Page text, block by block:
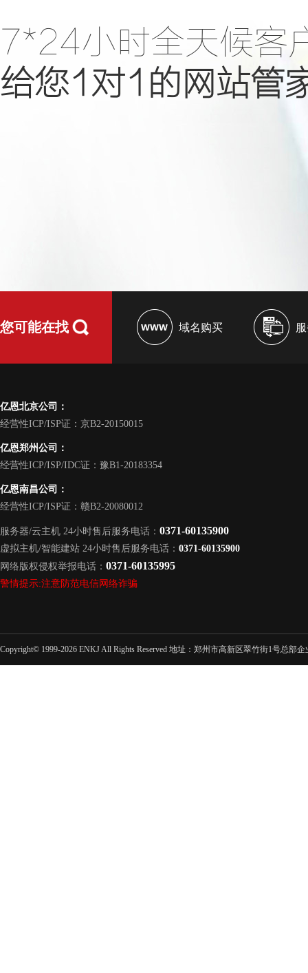
7*24小时全天候客
给您1对1的网站管
您可能在找 域名购买
亿恩北京公司：
经营性ICP/ISP证：京B2-20150015
亿恩郑州公司：
经营性ICP/ISP/IDC证：豫B1-20183354
亿恩南昌公司：
经营性ICP/ISP证：赣B2-20080012
服务器/云主机 24小时售后服务电话： 0371-60135900
虚拟主机/智能建站 24小时售后服务电话： 0371-60135900
网络版权侵权举报电话： 0371-60135995
警情提示:注意防范电信网络诈骗
Copyright© 1999-2026 ENKJ All Rights Reserved 地址：郑州市高新区翠竹街1号